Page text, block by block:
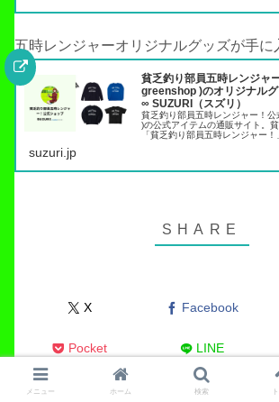
五時レンジャーオリジナルグッズが手に
貧乏釣り部員五時レンジャ
greenshop )のオリジナル
∞ SUZURI（スズリ）
貧乏釣り部員五時レンジャー！
)の公式アイテムの通販サイト。
「貧乏釣り部員五時レンジャー
suzuri.jp
X Facebook
Pocket LINE
メニュー ホーム 検索